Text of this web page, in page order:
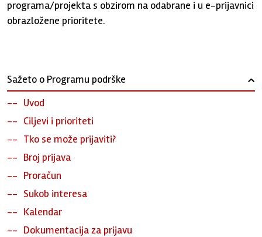
programa/projekta s obzirom na odabrane i u e-prijavnici
obrazložene prioritete.
Sažeto o Programu podrške ›
Uvod
Ciljevi i prioriteti
Tko se može prijaviti?
Broj prijava
Proračun
Sukob interesa
Kalendar
Dokumentacija za prijavu